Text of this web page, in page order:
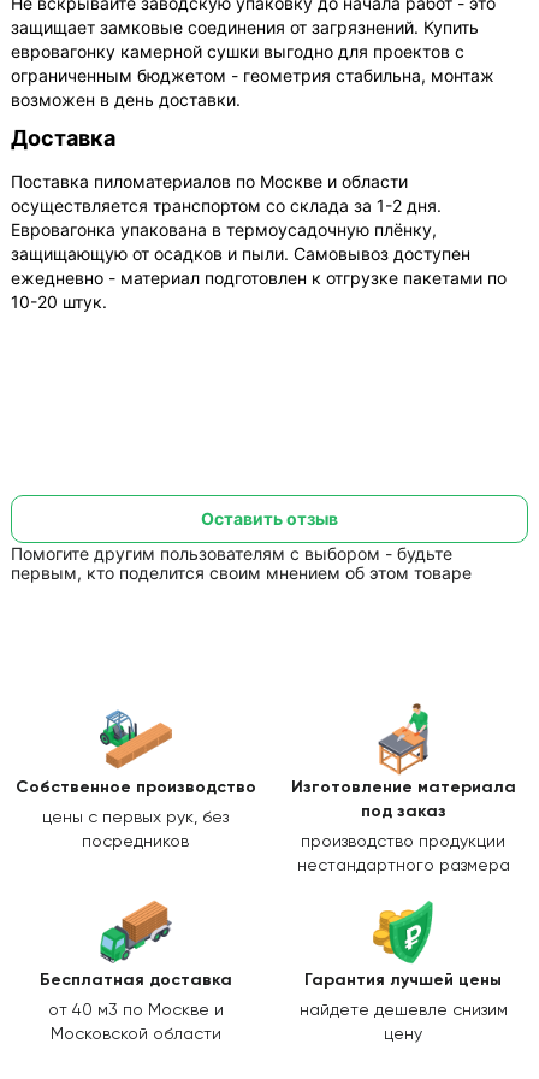
защищает замковые соединения от загрязнений. Купить
евровагонку камерной сушки выгодно для проектов с
ограниченным бюджетом - геометрия стабильна, монтаж
возможен в день доставки.
Доставка
Поставка пиломатериалов по Москве и области
осуществляется транспортом со склада за 1-2 дня.
Евровагонка упакована в термоусадочную плёнку,
защищающую от осадков и пыли. Самовывоз доступен
ежедневно - материал подготовлен к отгрузке пакетами по
10-20 штук.
Помогите другим пользователям с выбором - будьте
первым, кто поделится своим мнением об этом товаре
Оставить отзыв
Собственное производство
цены с первых рук, без
посредников
Изготовление материала
под заказ
производство продукции
нестандартного размера
Бесплатная доставка
от 40 м3 по Москве и
Московской области
Гарантия лучшей цены
найдете дешевле снизим
цену